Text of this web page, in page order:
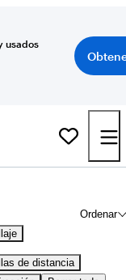
usados
Ordenar
de distancia